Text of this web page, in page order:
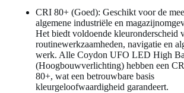
CRI 80+ (Goed): Geschikt voor de
algemene industriële en
Het biedt voldoende kleuronderscheid
routinewerkzaamheden, navigatie en
werk. Alle Coydon UFO LED High
(Hoogbouwverlichting) hebben een
80+, wat een betrouwbare basis
kleurgeloofwaardigheid garandeert.